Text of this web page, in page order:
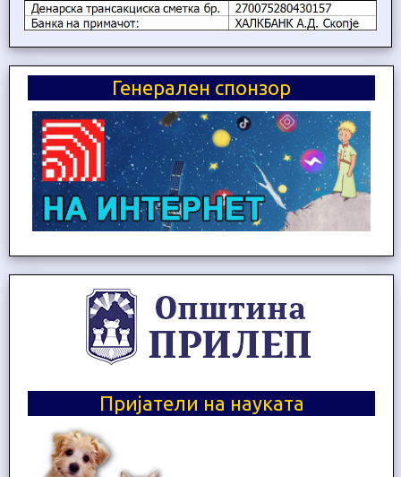
Генерален спонзор
Пријатели на науката